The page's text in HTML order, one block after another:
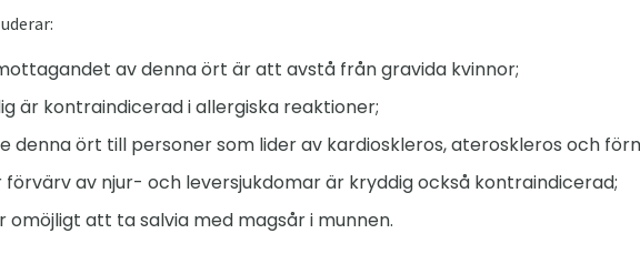
av denna ört är att avstå från gravida kvinnor;
är kontraindicerad i allergiska reaktioner;
denna ört till personer som lider av kardioskleros, ateroskleros och
förvärv av njur- och leversjukdomar är kryddig också kontraindicerad;
omöjligt att ta salvia med magsår i munnen.